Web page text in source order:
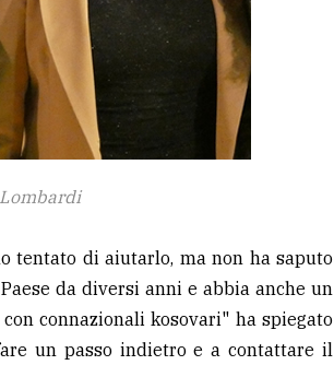
tentato di aiutarlo, ma non ha saputo
da diversi anni e abbia anche un
connazionali kosovari" ha spiegato
un passo indietro e a contattare il